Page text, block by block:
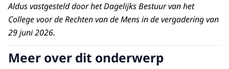
Aldus vastgesteld door het Dagelijks Bestuur van het
College voor de Rechten van de Mens in de vergadering van
29 juni 2026.
Meer over dit onderwerp